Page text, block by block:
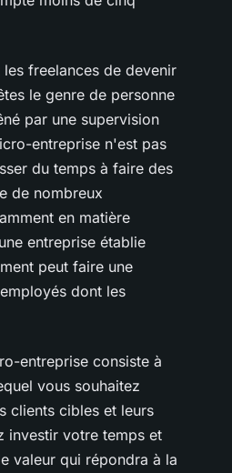
freelances de devenir
le genre de personne
par une supervision
entreprise n'est pas
du temps à faire des
de nombreux
en matière
entreprise établie
peut faire une
dont les
entreprise consiste à
vous souhaitez
clients cibles et leurs
investir votre temps et
valeur qui répondra à la